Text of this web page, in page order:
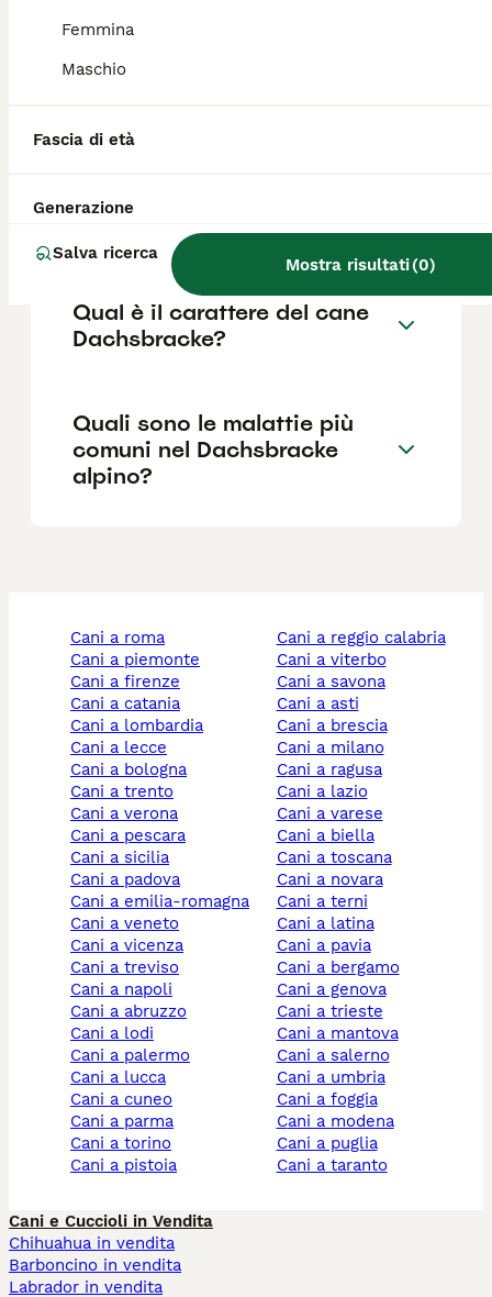
Femmina
Maschio
Fascia di età
Generazione
Salva ricerca
Mostra risultati(0)
generalmente tra 800 e 1.500 euro. È
garantiscano la salute e la corretta
un'Alpenlaendische
Dachsbracke?
Qual è il carattere del cane
Dachsbracke?
Quali sono le malattie più
comuni nel Dachsbracke
alpino?
cani a roma
cani a piemonte
cani a firenze
cani a catania
cani a lombardia
cani a lecce
cani a bologna
cani a trento
cani a verona
cani a pescara
cani a sicilia
cani a padova
cani a emilia-romagna
cani a veneto
cani a vicenza
cani a treviso
cani a napoli
cani a abruzzo
cani a lodi
cani a palermo
cani a lucca
cani a cuneo
cani a parma
cani a torino
cani a pistoia
cani a reggio calabria
cani a viterbo
cani a savona
cani a asti
cani a brescia
cani a milano
cani a ragusa
cani a lazio
cani a varese
cani a biella
cani a toscana
cani a novara
cani a terni
cani a latina
cani a pavia
cani a bergamo
cani a genova
cani a trieste
cani a mantova
cani a salerno
cani a umbria
cani a foggia
cani a modena
cani a puglia
cani a taranto
Cani e Cuccioli in Vendita
Chihuahua in vendita
Barboncino in vendita
Labrador in vendita